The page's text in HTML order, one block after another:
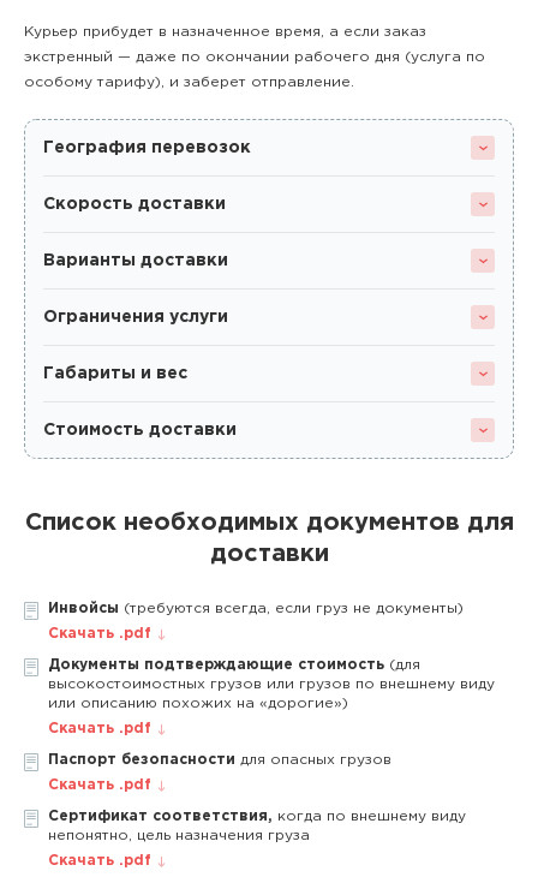
Курьер прибудет в назначенное время, а если заказ
экстренный — даже по окончании рабочего дня (услуга по
особому тарифу), и заберет отправление.
География перевозок
Скорость доставки
Варианты доставки
Ограничения услуги
Габариты и вес
Стоимость доставки
Список необходимых документов для
доставки
Инвойсы (требуются всегда, если груз не документы)
Скачать .pdf
Документы подтверждающие стоимость (для
высокостоимостных грузов или грузов по внешнему виду
или описанию похожих на «дорогие»)
Скачать .pdf
Паспорт безопасности для опасных грузов
Скачать .pdf
Сертификат соответствия, когда по внешнему виду
непонятно, цель назначения груза
Скачать .pdf